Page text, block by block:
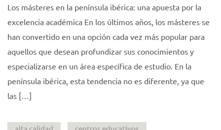
Los másteres en la península ibérica: una apuesta por la
excelencia académica En los últimos años, los másteres se
han convertido en una opción cada vez más popular para
aquellos que desean profundizar sus conocimientos y
especializarse en un área específica de estudio. En la
península ibérica, esta tendencia no es diferente, ya que
las […]